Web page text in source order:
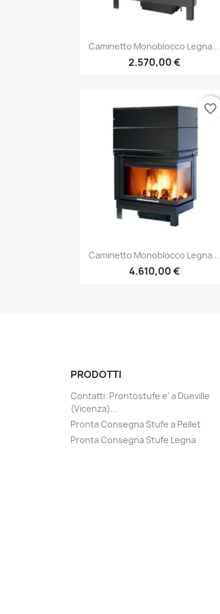
Anteprima
Caminetto Monoblocco Legna...
2.570,00 €
Anteprima
Caminetto Monoblocco Legna...
4.610,00 €
favorite_border
PRODOTTI
Contatti: Prontostufe e' a Dueville
(Vicenza)...
Pronta Consegna Stufe a Pellet
Pronta Consegna Stufe Legna